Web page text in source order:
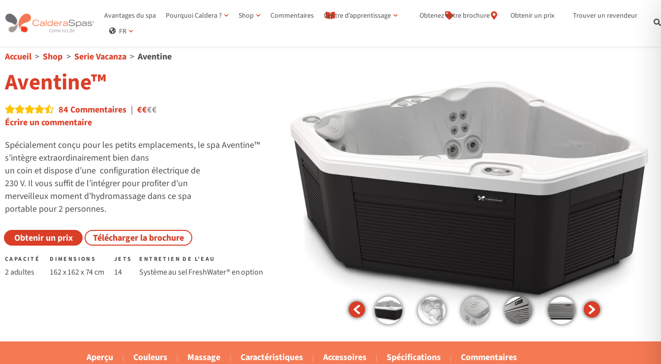
Avantages du spa Pourquoi Caldera ? Shop Commentaires Centre d’apprentissage Obtenez votre brochure Obtenir un prix
Trouver un revendeur
FR
Accueil Shop Serie Vacanza Aventine
Aventine™
Read reviews 84 Commentaires | €€€€
Écrire un commentaire
Spécialement conçu pour les petits emplacements, le spa Aventine™
s’intègre extraordinairement bien dans
un coin et dispose d’une configuration électrique de
230 V. Il vous suffit de l’intégrer pour profiter d’un
merveilleux moment d’hydromassage dans ce spa
portable pour 2 personnes.
Obtenir un prix Télécharger la brochure
CAPACITÉ
2 adultes
ENTRETIEN DE L'EAU
Système au sel FreshWater® en option
DIMENSIONS
162 x 162 x 74 cm
JETS
14
Aperçu Couleurs Massage Caractéristiques Accessoires Spécifications Commentaires